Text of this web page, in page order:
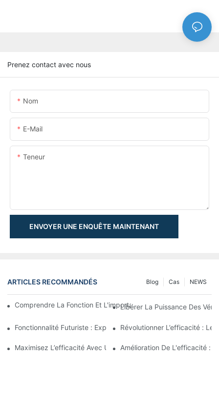
Prenez contact avec nous
Nom
E-Mail
Teneur
ENVOYER UNE ENQUÊTE MAINTENANT
ARTICLES RECOMMANDÉS NEWS
Cas
Blog
Comprendre La Fonction Et L'importance Des Vérins
Libérer La Puissance Des
Fonctionnalité Futuriste : Exploration Du Cylindre Télescopique
Révolutionner L’efficacité : Le
Maximisez L’efficacité Avec Un Vérin Hydraulique Télescopique
Amélioration De L'efficacité :